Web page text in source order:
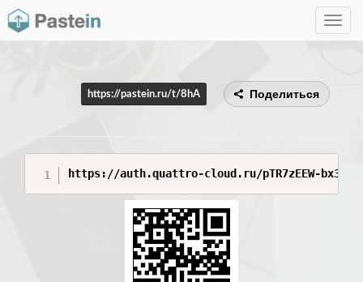
Toggle
https://pastein.ru/t/8hA Поделиться
https://auth.quattro-cloud.ru/pTR7zEEW-